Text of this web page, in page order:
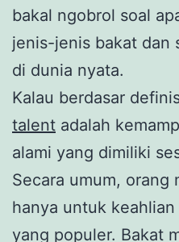
bakal ngobrol soal
jenis-jenis bakat dan
di dunia nyata.
Kalau berdasar
talent adalah
alami yang dimiliki
Secara umum, orang
hanya untuk
yang populer. Bakat